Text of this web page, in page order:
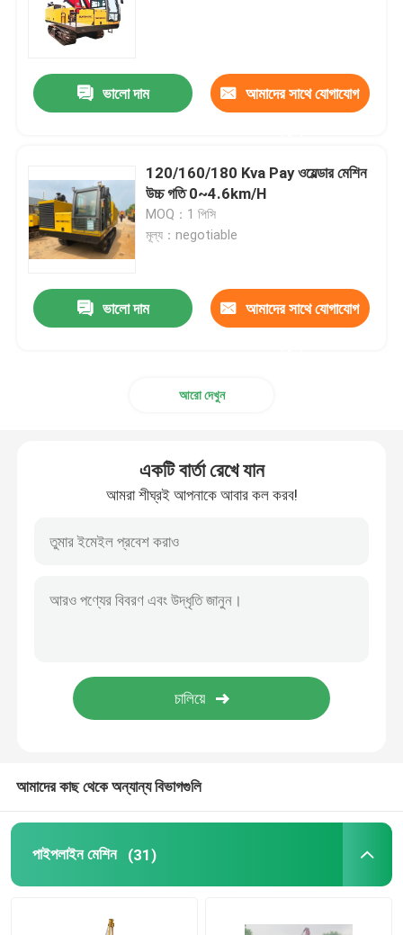
পে ওয়েল্ডার
ম্যান্ড্রেল পাইপ নমন মেশিন
ট্র্যাক করা লোডার
পাইপ হ্যান্ডলিং সরঞ্জাম
পাইপ কাটার মেশিন
ঢালাই Preheat সরঞ্জাম
পাইপ রোলার ক্র্যাডল
ঢালাই তাঁবু
ভালো দাম আমাদের সাথে যোগাযোগ
120/160/180 Kva Pay ওয়েল্ডার মেশিন
উচ্চ গতি 0~4.6km/H
MOQ：1 পিসি
মূল্য：negotiable
ভালো দাম আমাদের সাথে যোগাযোগ
আরো দেখুন
একটি বার্তা রেখে যান
আমরা শীঘ্রই আপনাকে আবার কল করব!
আমাদের কাছ থেকে অন্যান্য বিভাগগুলি
পাইপলাইন মেশিন (31)